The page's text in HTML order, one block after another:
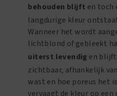
behouden blijft en toch
langdurige kleur
Wanneer het wordt
lichtblond of gebleekt
uiterst levendig en
zichtbaar, afhankelijk
wast en hoe poreus het
vervaagt de kleur op